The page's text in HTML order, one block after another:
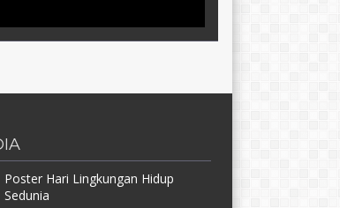
Poster Hari Lingkungan Hidup
Sedunia